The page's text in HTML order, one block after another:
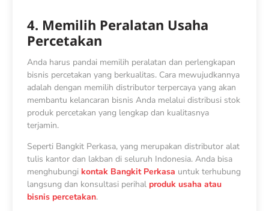
4. Memilih Peralatan Usaha
Percetakan
Anda harus pandai memilih peralatan dan perlengkapan
bisnis percetakan yang berkualitas. Cara mewujudkannya
adalah dengan memilih distributor terpercaya yang akan
membantu kelancaran bisnis Anda melalui distribusi stok
produk percetakan yang lengkap dan kualitasnya
terjamin.
Seperti Bangkit Perkasa, yang merupakan distributor alat
tulis kantor dan lakban di seluruh Indonesia. Anda bisa
menghubungi kontak Bangkit Perkasa untuk terhubung
langsung dan konsultasi perihal produk usaha atau
bisnis percetakan.